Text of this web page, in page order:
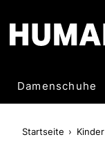
Damenschuhe
Startseite Kinder